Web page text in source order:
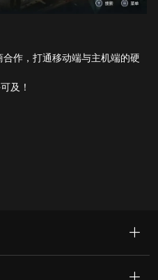
作，打通移动端与主机端的硬
及！